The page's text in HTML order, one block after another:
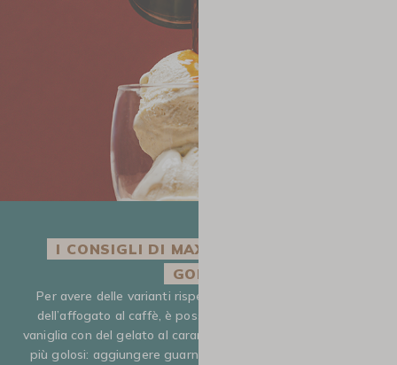
I CONSIGLI DI MAXICOFFEE PER I PIÙ
GOLOSI
Per avere delle varianti rispetto alla tradizionale ricetta
dell’affogato al caffè, è possibile sostituire il gelato alla
vaniglia con del gelato al caramello o alle noci pecan. E per i
più golosi: aggiungere guarnizioni come salse o scaglie di